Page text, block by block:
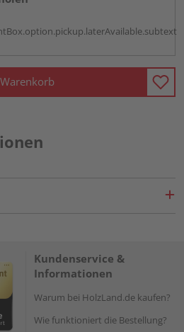
Kundenservice &
Informationen
Warum bei HolzLand.de kaufen?
Wie funktioniert die Bestellung?